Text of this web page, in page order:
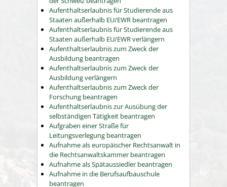
Aufenthaltserlaubnis für Studierende aus
Staaten außerhalb EU/EWR beantragen
Aufenthaltserlaubnis für Studierende aus
Staaten außerhalb EU/EWR verlängern
Aufenthaltserlaubnis zum Zweck der
Ausbildung beantragen
Aufenthaltserlaubnis zum Zweck der
Ausbildung verlängern
Aufenthaltserlaubnis zum Zweck der
Forschung beantragen
Aufenthaltserlaubnis zur Ausübung der
selbständigen Tätigkeit beantragen
Aufgraben einer Straße für
Leitungsverlegung beantragen
Aufnahme als europäischer Rechtsanwalt in
die Rechtsanwaltskammer beantragen
Aufnahme als Spätaussiedler beantragen
Aufnahme in die Berufsaufbauschule
beantragen